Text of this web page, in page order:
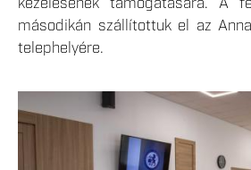
másodikán szállítottuk el az
telephelyére.